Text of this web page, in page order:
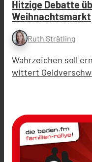
Hitzige Debatte
Weihnachtsmarkt
Ruth Strätling
Wahrzeichen soll
wittert